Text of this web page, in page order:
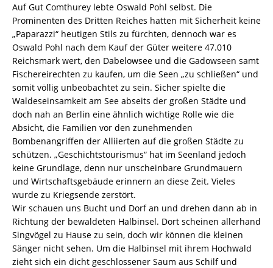
Auf Gut Comthurey lebte Oswald Pohl selbst. Die
Prominenten des Dritten Reiches hatten mit Sicherheit keine
„Paparazzi“ heutigen Stils zu fürchten, dennoch war es
Oswald Pohl nach dem Kauf der Güter weitere 47.010
Reichsmark wert, den Dabelowsee und die Gadowseen samt
Fischereirechten zu kaufen, um die Seen „zu schließen“ und
somit völlig unbeobachtet zu sein. Sicher spielte die
Waldeseinsamkeit am See abseits der großen Städte und
doch nah an Berlin eine ähnlich wichtige Rolle wie die
Absicht, die Familien vor den zunehmenden
Bombenangriffen der Alliierten auf die großen Städte zu
schützen. „Geschichtstourismus“ hat im Seenland jedoch
keine Grundlage, denn nur unscheinbare Grundmauern
und Wirtschaftsgebäude erinnern an diese Zeit. Vieles
wurde zu Kriegsende zerstört.
Wir schauen uns Bucht und Dorf an und drehen dann ab in
Richtung der bewaldeten Halbinsel. Dort scheinen allerhand
Singvögel zu Hause zu sein, doch wir können die kleinen
Sänger nicht sehen. Um die Halbinsel mit ihrem Hochwald
zieht sich ein dicht geschlossener Saum aus Schilf und